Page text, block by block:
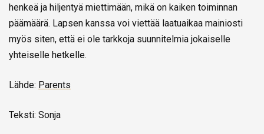
henkeä ja hiljentyä miettimään, mikä on kaiken toiminnan
päämäärä. Lapsen kanssa voi viettää laatuaikaa mainiosti
myös siten, että ei ole tarkkoja suunnitelmia jokaiselle
yhteiselle hetkelle.
Lähde: Parents
Teksti: Sonja